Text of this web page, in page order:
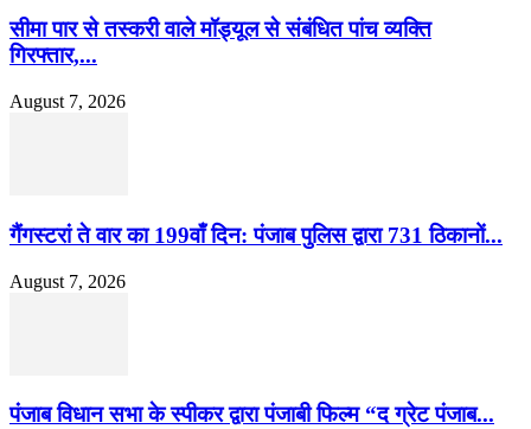
सीमा पार से तस्करी वाले मॉड्यूल से संबंधित पांच व्यक्ति
गिरफ्तार,...
August 7, 2026
गैंगस्टरां ते वार का 199वाँ दिन: पंजाब पुलिस द्वारा 731 ठिकानों...
August 7, 2026
पंजाब विधान सभा के स्पीकर द्वारा पंजाबी फिल्म “द ग्रेट पंजाब...